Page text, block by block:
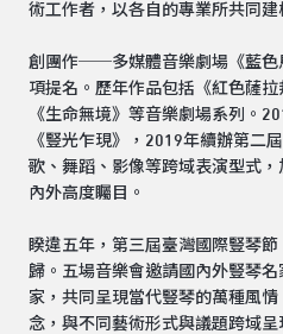
術工作者，以各自的專業所共同建
創團作──多媒體音樂劇場《藍色
項提名。歷年作品包括《紅色薩拉
《生命無境》等音樂劇場系列。
《豎光乍現》，2019年續辦第二
歌、舞蹈、影像等跨域表演型式
內外高度矚目。
睽違五年，第三屆臺灣國際豎琴
歸。五場音樂會邀請國內外豎琴
家，共同呈現當代豎琴的萬種風
念，與不同藝術形式與議題跨域